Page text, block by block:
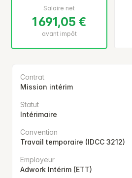
Salaire net
1 691,05 €
avant impôt
Contrat
Mission intérim
Statut
Intérimaire
Convention
Travail temporaire (IDCC 3212)
Employeur
Adwork Intérim (ETT)